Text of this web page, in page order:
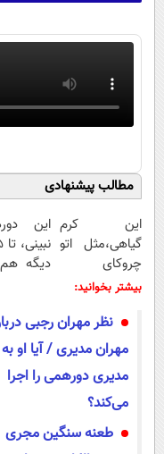
مطالب پیشنهادی
این کرم
گیاهی،مثل اتو
چروکای
پوستتوصاف
این
دیگه
کن
بیشتر بخوانید:
نظر مهران رجبی
مهران مدیری / آیا او
مدیری دورهمی را اجرا
می‌کند؟
طعنه سنگین مجری